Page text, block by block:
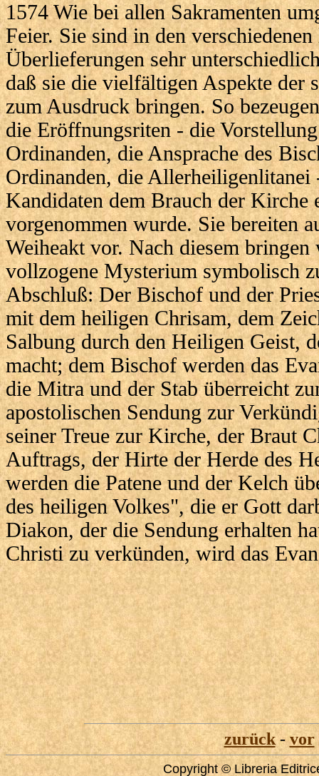
1574 Wie bei allen Sakramenten
Feier. Sie sind in den
Überlieferungen sehr
daß sie die vielfältigen Aspekte der
zum Ausdruck bringen. So
die Eröffnungsriten - die
Ordinanden, die Ansprache des
Ordinanden, die Allerheiligenlitanei
Kandidaten dem Brauch der Kirche
vorgenommen wurde. Sie bereiten
Weiheakt vor. Nach diesem bringen
vollzogene Mysterium symbolisch
Abschluß: Der Bischof und der
mit dem heiligen Chrisam, dem
Salbung durch den Heiligen Geist,
macht; dem Bischof werden das
die Mitra und der Stab überreicht
apostolischen Sendung zur
seiner Treue zur Kirche, der Braut
Auftrags, der Hirte der Herde des
werden die Patene und der Kelch
des heiligen Volkes", die er Gott
Diakon, der die Sendung erhalten
Christi zu verkünden, wird das
zurück-vor
Copyright © Libreria